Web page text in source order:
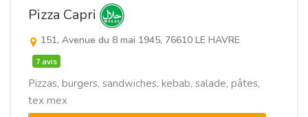
Pizza Capri
151, Avenue du 8 mai 1945, 76610 LE HAVRE
7 avis
Pizzas, burgers, sandwiches, kebab, salade, pâtes,
tex mex